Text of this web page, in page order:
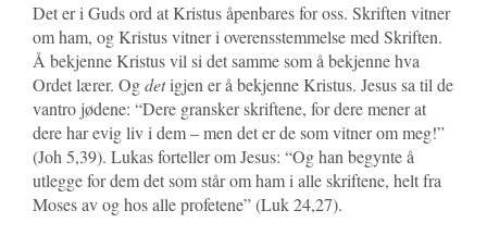
Det er i Guds ord at Kristus åpenbares for oss. Skriften vitner
om ham, og Kristus vitner i overensstemmelse med Skriften.
Å bekjenne Kristus vil si det samme som å bekjenne hva
Ordet lærer. Ogdetigjen er å bekjenne Kristus. Jesus sa til de
vantro jødene: “Dere gransker skriftene, for dere mener at
dere har evig liv i dem – men det er de som vitner om meg!”
(Joh 5,39). Lukas forteller om Jesus: “Og han begynte å
utlegge for dem det som står om ham i alle skriftene, helt fra
Moses av og hos alle profetene” (Luk 24,27).